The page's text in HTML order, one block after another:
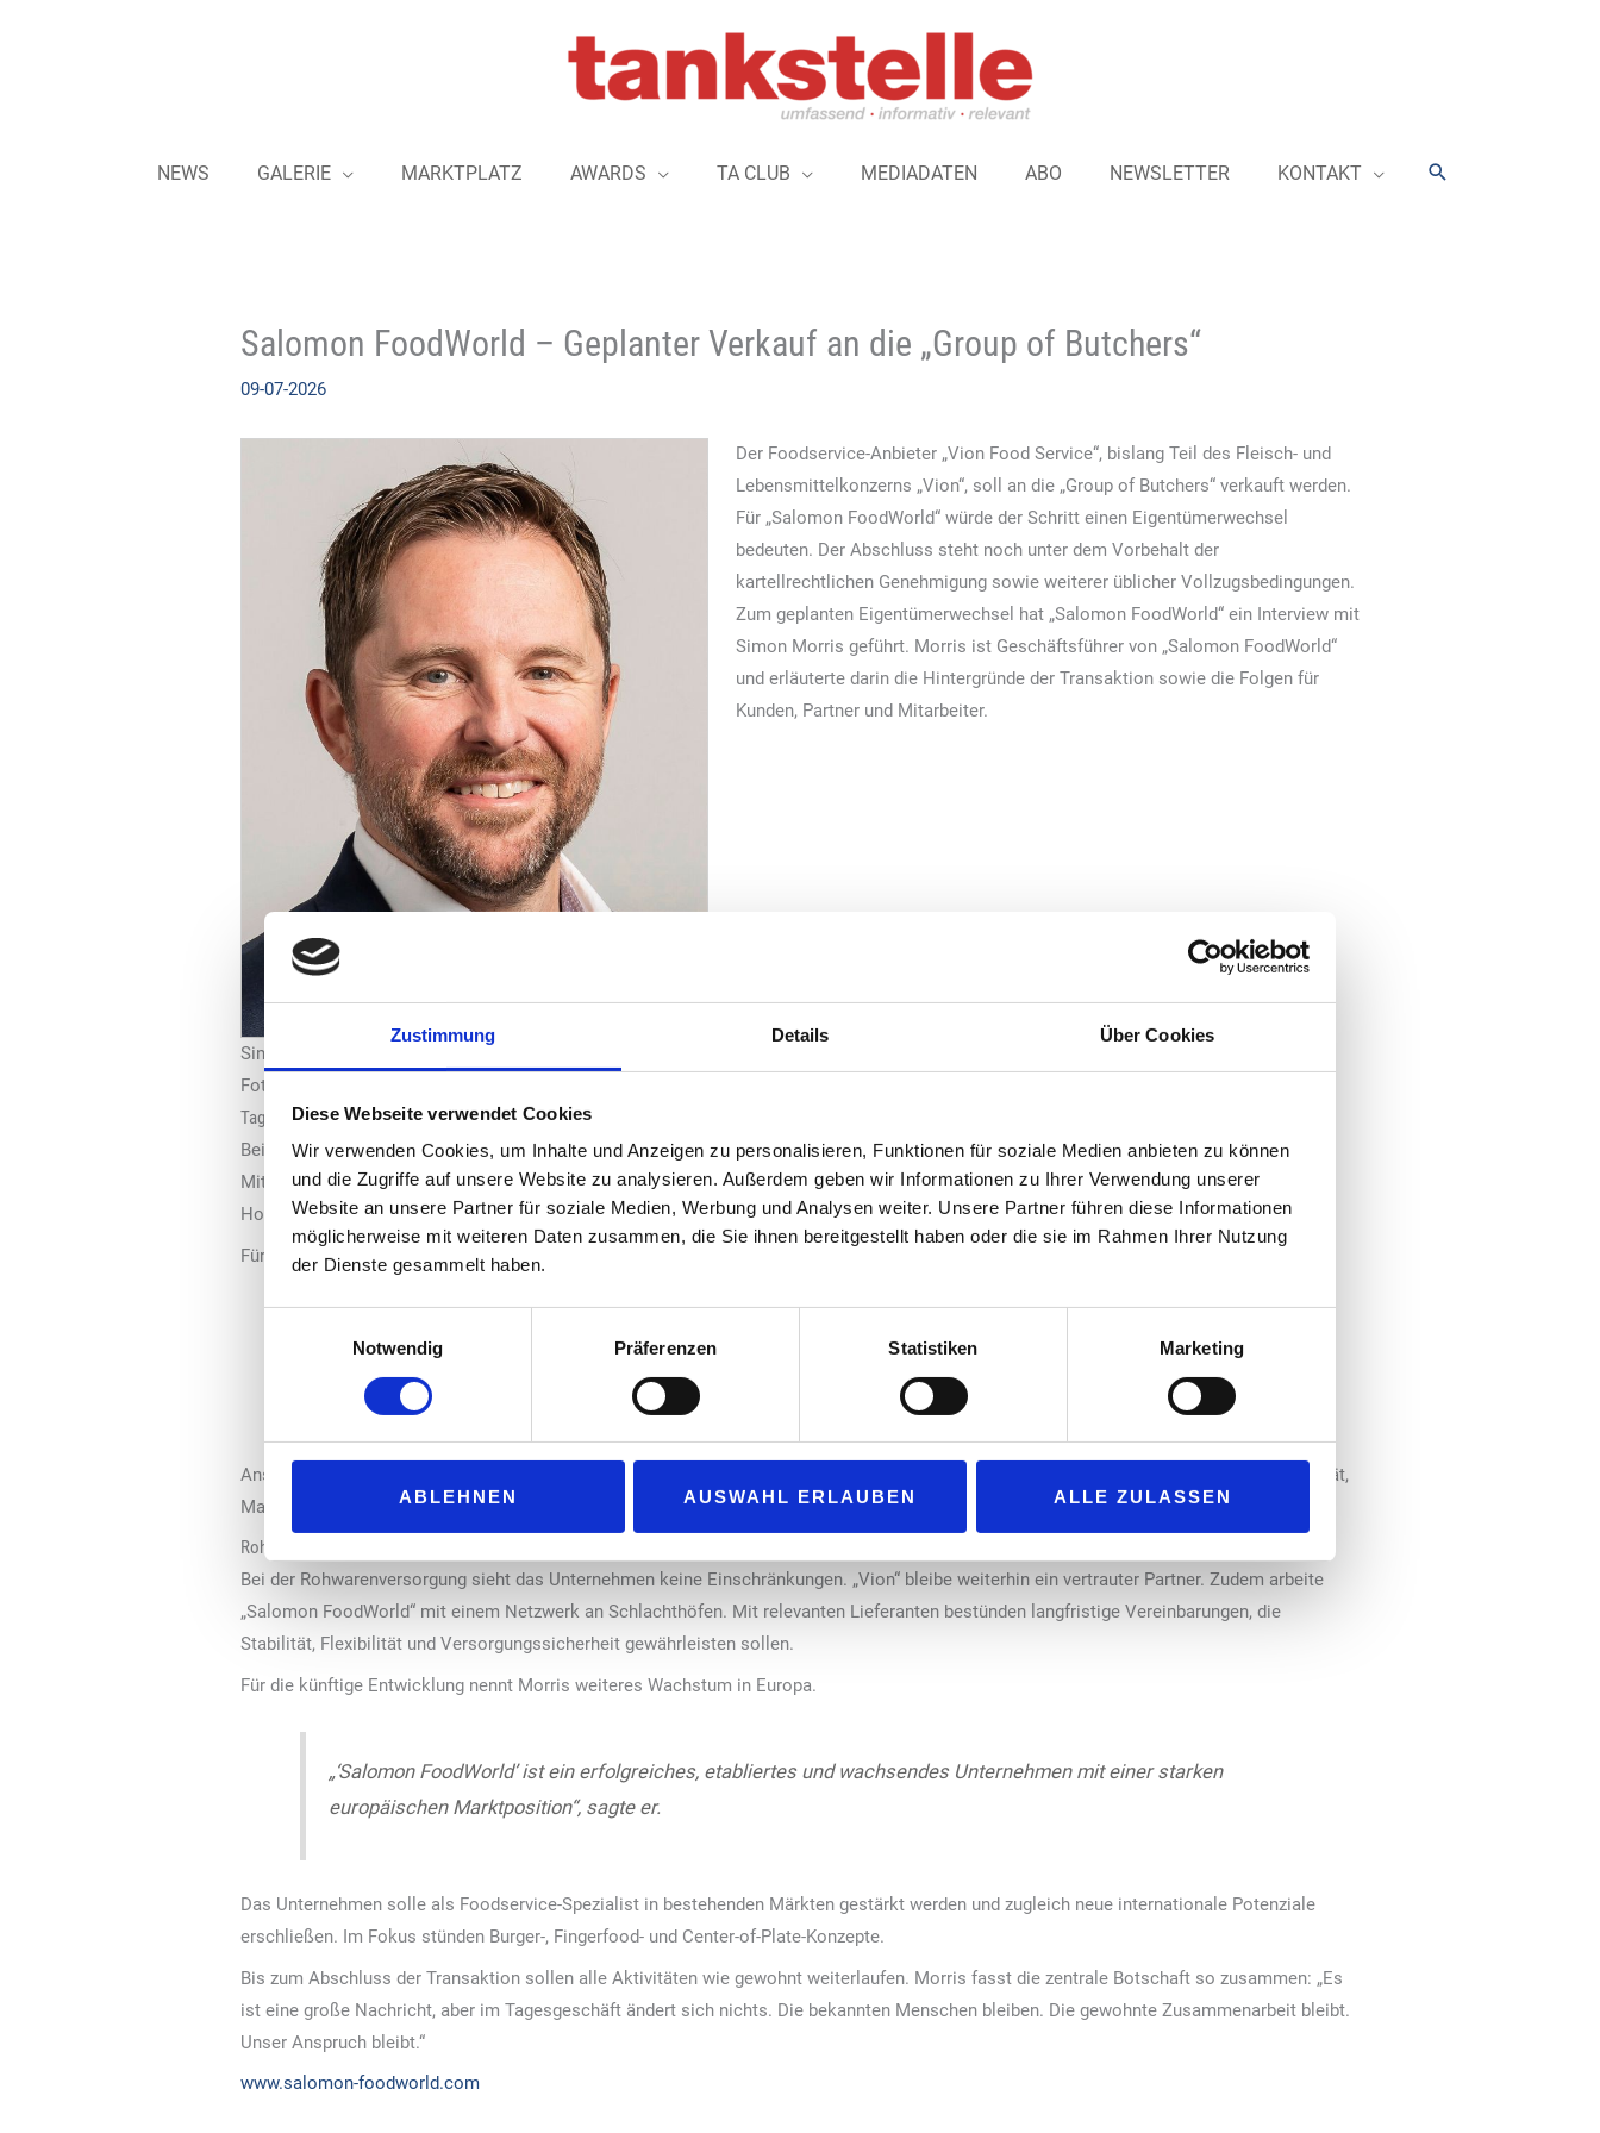
Zustimmung Details Über Cookies
Diese Webseite verwendet Cookies
Wir verwenden Cookies, um Inhalte und Anzeigen zu personalisieren, Funktionen für soziale Medien anbieten zu können
und die Zugriffe auf unsere Website zu analysieren. Außerdem geben wir Informationen zu Ihrer Verwendung unserer
Website an unsere Partner für soziale Medien, Werbung und Analysen weiter. Unsere Partner führen diese Informationen
möglicherweise mit weiteren Daten zusammen, die Sie ihnen bereitgestellt haben oder die sie im Rahmen Ihrer Nutzung
der Dienste gesammelt haben.
Notwendig
Präferenzen Statistiken Marketing
ABLEHNEN AUSWAHL ERLAUBEN ALLE ZULASSEN
NEWS GALERIE MARKTPLATZ AWARDS TA CLUB MEDIADATEN ABO NEWSLETTER KONTAKT Suchen
Salomon FoodWorld – Geplanter Verkauf an die „Group of Butchers“
09-07-2026
Simon Morris, Geschäftsführer von Salomon FoodWorld.
Foto: Paul Tolenaar / Salomon FoodWorld GmbH
Der Foodservice-Anbieter „Vion Food Service“, bislang Teil des Fleisch- und
Lebensmittelkonzerns „Vion“, soll an die „Group of Butchers“ verkauft werden.
Für „Salomon FoodWorld“ würde der Schritt einen Eigentümerwechsel
bedeuten. Der Abschluss steht noch unter dem Vorbehalt der
kartellrechtlichen Genehmigung sowie weiterer üblicher Vollzugsbedingungen.
Zum geplanten Eigentümerwechsel hat „Salomon FoodWorld“ ein Interview mit
Simon Morris geführt. Morris ist Geschäftsführer von „Salomon FoodWorld“
und erläuterte darin die Hintergründe der Transaktion sowie die Folgen für
Kunden, Partner und Mitarbeiter.
Tagesgeschäft soll unverändert laufen
Bei der Transaktion handelt es sich laut Morris um einen Share Deal. Damit würde das gesamte Unternehmen inklusive Organisation,
Mitarbeiter, Produktion, Vermögenswerte, Verträge und Verpflichtungen verkauft. Auch die Produktionsstandorte in Großostheim und
Holzwickede wären Teil des Eigentümerwechsels.
Für das laufende Geschäft erwartet Morris keine operativen Veränderungen.
„Für unsere Kunden, Partner und Teams ändert sich im Tagesgeschäft nichts. Die vertraute Zusammenarbeit
bleibt bestehen.“
Ansprechpartner, Prozesse und Verträge sollen demnach unverändert bleiben. Auch das Management soll an Bord bleiben. Vertrieb, Qualität,
Marketing und Supply Chain würden wie bisher weiterlaufen.
Rohwarenversorgung und Wachstum
Bei der Rohwarenversorgung sieht das Unternehmen keine Einschränkungen. „Vion“ bleibe weiterhin ein vertrauter Partner. Zudem arbeite
„Salomon FoodWorld“ mit einem Netzwerk an Schlachthöfen. Mit relevanten Lieferanten bestünden langfristige Vereinbarungen, die
Stabilität, Flexibilität und Versorgungssicherheit gewährleisten sollen.
Für die künftige Entwicklung nennt Morris weiteres Wachstum in Europa.
„‘Salomon FoodWorld’ ist ein erfolgreiches, etabliertes und wachsendes Unternehmen mit einer starken
europäischen Marktposition“, sagte er.
Das Unternehmen solle als Foodservice-Spezialist in bestehenden Märkten gestärkt werden und zugleich neue internationale Potenziale
erschließen. Im Fokus stünden Burger-, Fingerfood- und Center-of-Plate-Konzepte.
Bis zum Abschluss der Transaktion sollen alle Aktivitäten wie gewohnt weiterlaufen. Morris fasst die zentrale Botschaft so zusammen: „Es
ist eine große Nachricht, aber im Tagesgeschäft ändert sich nichts. Die bekannten Menschen bleiben. Die gewohnte Zusammenarbeit bleibt.
Unser Anspruch bleibt.“
www.salomon-foodworld.com